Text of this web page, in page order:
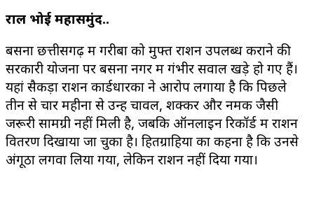
राहुल भोई महासमुंद..
बसना छत्तीसगढ़ में गरीबों को मुफ्त राशन उपलब्ध कराने की
सरकारी योजना पर बसना नगर में गंभीर सवाल खड़े हो गए हैं।
यहां सैकड़ों राशन कार्डधारकों ने आरोप लगाया है कि पिछले
तीन से चार महीनों से उन्हें चावल, शक्कर और नमक जैसी
जरूरी सामग्री नहीं मिली है, जबकि ऑनलाइन रिकॉर्ड में राशन
वितरण दिखाया जा चुका है। हितग्राहियों का कहना है कि उनसे
अंगूठा लगवा लिया गया, लेकिन राशन नहीं दिया गया।